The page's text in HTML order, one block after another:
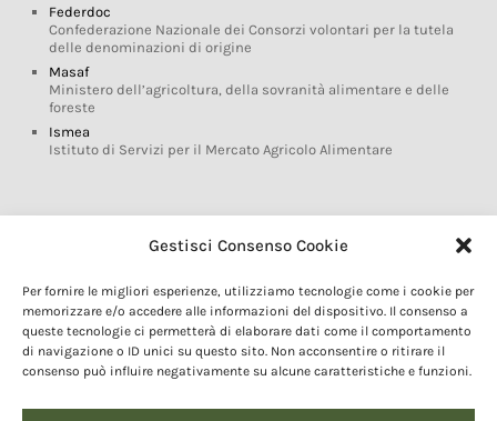
Gestisci Consenso Cookie
Per fornire le migliori esperienze, utilizziamo tecnologie come i cookie per
memorizzare e/o accedere alle informazioni del dispositivo. Il consenso a
queste tecnologie ci permetterà di elaborare dati come il comportamento
di navigazione o ID unici su questo sito. Non acconsentire o ritirare il
consenso può influire negativamente su alcune caratteristiche e funzioni.
Federdoc
Confederazione Nazionale dei Consorzi volontari per la tutela
delle denominazioni di origine
Masaf
Ministero dell’agricoltura, della sovranità alimentare e delle
foreste
Ismea
Istituto di Servizi per il Mercato Agricolo Alimentare
Glossario DOP IGP
Marchi DOP IGP
Normativa prodotti DOP IGP
Consorzi di Tutela
Farm To Fork e prodotti DOP IGP